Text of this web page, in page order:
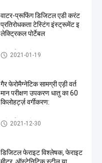
वाटर-प्रूफिंग डिजिटल एडी करंट
प्रतिरोधकता टेस्टिंग इंस्ट्रूमेंट इ
लेक्ट्रिकल पोर्टेबल
एड़ी वर्तमान परीक्षण उपकरण
2021-01-19
गैर फेरोमैग्नेटिक सामग्री एड़ी वर्त
मान परीक्षण उपकरण धातु का 60
किलोहर्ट्ज़ वर्गीकरण:
एड़ी वर्तमान परीक्षण उपकरण
2021-12-30
डिजिटल फेराइट विश्लेषक, फेराइट